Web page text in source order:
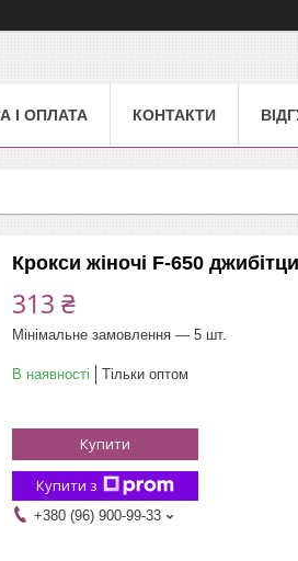
І ОПЛАТА КОНТАКТИ
Крокси жіночі F-650 джибітци
313 ₴
Мінімальне замовлення — 5 шт.
В наявності Тільки оптом
Купити
Купити з
+380 (96) 900-99-33